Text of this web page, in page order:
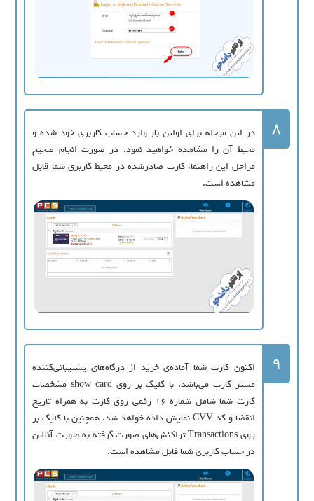
8
در این مرحله برای اولین بار وارد حساب کاربری خود شده و
محیط آن را مشاهده خواهید نمود. در صورت انجام صحیح
مراحل این راهنما، کارت صادرشده در محیط کاربری شما قابل
مشاهده است.
9
اکنون کارت شما آماده‌ی خرید از درگاه‌های پشتیبانی‌کننده
مستر کارت می‌باشد. با کلیک بر روی show card مشخصات
کارت شما شامل شماره 16 رقمی روی کارت به همراه تاریخ
انقضا و کد CVV نمایش داده خواهد شد. همچنین با کلیک بر
روی Transactions تراکنش‌های صورت گرفته به صورت آنلاین
در حساب کاربری شما قابل مشاهده است.